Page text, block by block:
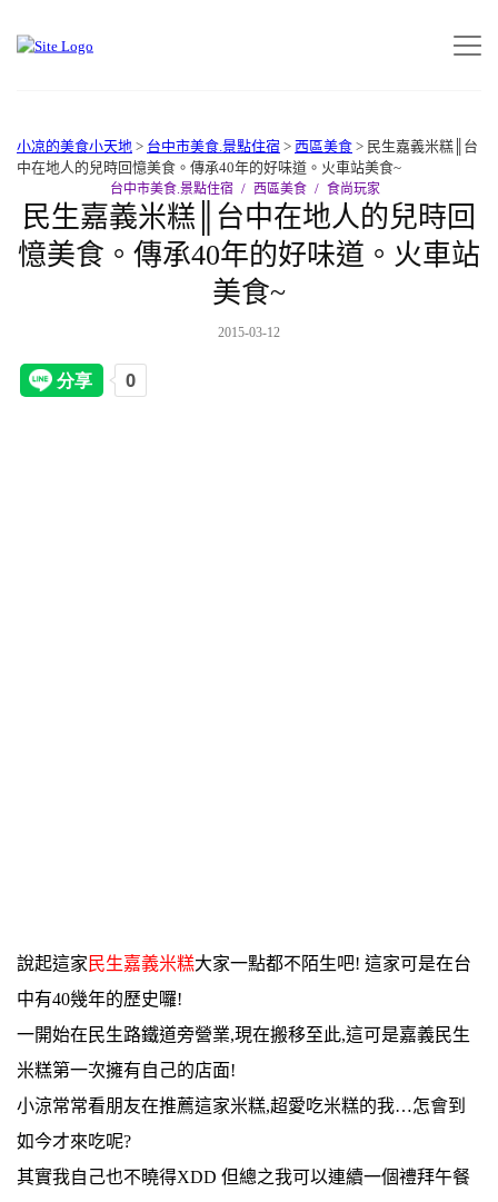
小凉的美食小天地 > 台中市美食.景點住宿 > 西區美食 > 民生嘉義米糕║台
中在地人的兒時回憶美食。傳承40年的好味道。火車站美食~
台中市美食.景點住宿 西區美食 食尚玩家
民生嘉義米糕║台中在地人的兒時回
憶美食。傳承40年的好味道。火車站
美食~
2015-03-12
說起這家 民生嘉義米糕大家一點都不陌生吧! 這家可是在台
中有40幾年的歷史囉!
一開始在民生路鐵道旁營業,現在搬移至此,這可是嘉義民生
米糕第一次擁有自己的店面!
小涼常常看朋友在推薦這家米糕,超愛吃米糕的我…怎會到
如今才來吃呢?
其實我自己也不曉得XDD 但總之我可以連續一個禮拜午餐